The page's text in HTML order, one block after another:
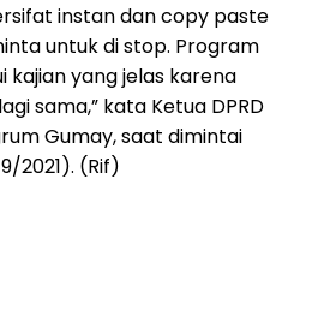
instan dan copy paste
untuk di stop. Program
kajian yang jelas karena
sama,” kata Ketua DPRD
Gumay, saat dimintai
2021). (Rif)